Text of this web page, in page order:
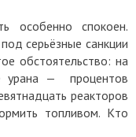
особенно спокоен.
серьёзные санкции
обстоятельство: на
урана — процентов
реакторов
топливом. Кто